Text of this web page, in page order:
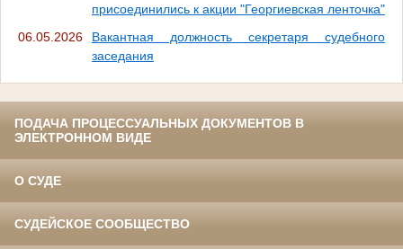
присоединились к акции "Георгиевская ленточка"
06.05.2026
Вакантная должность секретаря судебного
заседания
ПОДАЧА ПРОЦЕССУАЛЬНЫХ ДОКУМЕНТОВ В
ЭЛЕКТРОННОМ ВИДЕ
О СУДЕ
СУДЕЙСКОЕ СООБЩЕСТВО